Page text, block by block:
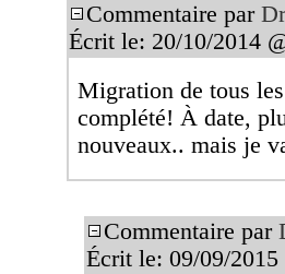
Commentaire par
Écrit le: 20/10/2014
Migration de tous
complété! À date,
nouveaux.. mais je
Commentaire par
Écrit le: 09/09/2015